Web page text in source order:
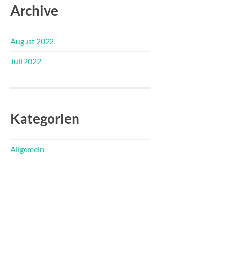
Archive
August 2022
Juli 2022
Kategorien
Allgemein